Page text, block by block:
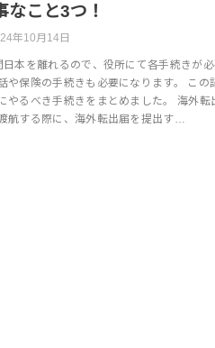
なこと3つ！
年10月14日
日本を離れるので、役所にて各手続きが
や保険の手続きも必要になります。 この
やるべき手続きをまとめました。 海外転
航する際に、海外転出届を提出す…